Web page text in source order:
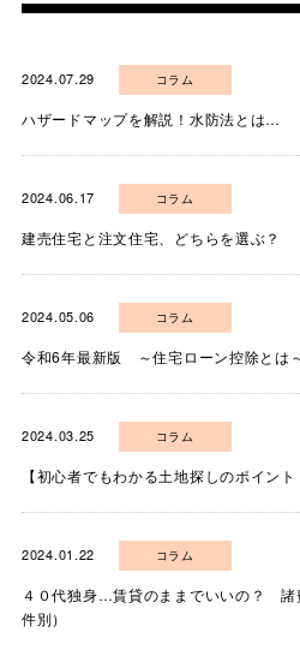
2024.07.29 コラム
ハザードマップを解説！水防法とは…
2024.06.17 コラム
建売住宅と注文住宅、どちらを選ぶ？
2024.05.06 コラム
令和6年最新版 ～住宅ローン控除とは
2024.03.25 コラム
【初心者でもわかる土地探しのポイント
2024.01.22 コラム
４０代独身…賃貸のままでいいの？ 諸
件別）